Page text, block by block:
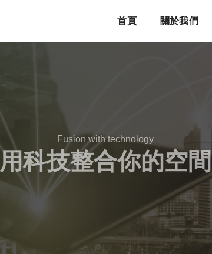
首頁 關於我們
Fusion with technology
用科技整合你的空間